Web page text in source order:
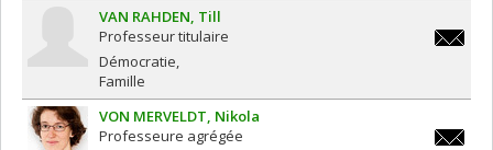
VAN RAHDEN Till
Professeur titulaire
Démocratie
Famille
VON MERVELDT Nikola
Professeure agrégée